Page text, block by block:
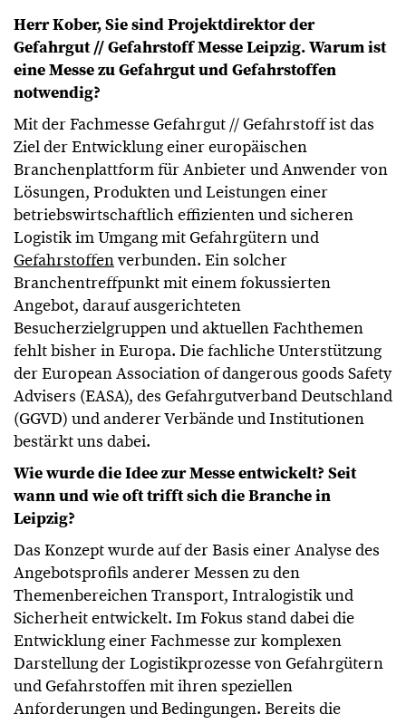
Herr Kober, Sie sind Projektdirektor der
Gefahrgut // Gefahrstoff Messe Leipzig. Warum ist
eine Messe zu Gefahrgut und Gefahrstoffen
notwendig?
Mit der Fachmesse Gefahrgut // Gefahrstoff ist das
Ziel der Entwicklung einer europäischen
Branchenplattform für Anbieter und Anwender von
Lösungen, Produkten und Leistungen einer
betriebswirtschaftlich effizienten und sicheren
Logistik im Umgang mit Gefahrgütern und
Gefahrstoffenverbunden. Ein solcher
Branchentreffpunkt mit einem fokussierten
Angebot, darauf ausgerichteten
Besucherzielgruppen und aktuellen Fachthemen
fehlt bisher in Europa. Die fachliche Unterstützung
der European Association of dangerous goods Safety
Advisers (EASA), des Gefahrgutverband Deutschland
(GGVD) und anderer Verbände und Institutionen
bestärkt uns dabei.
Wie wurde die Idee zur Messe entwickelt? Seit
wann und wie oft trifft sich die Branche in
Leipzig?
Das Konzept wurde auf der Basis einer Analyse des
Angebotsprofils anderer Messen zu den
Themenbereichen Transport, Intralogistik und
Sicherheit entwickelt. Im Fokus stand dabei die
Entwicklung einer Fachmesse zur komplexen
Darstellung der Logistikprozesse von Gefahrgütern
und Gefahrstoffen mit ihren speziellen
Anforderungen und Bedingungen. Bereits die